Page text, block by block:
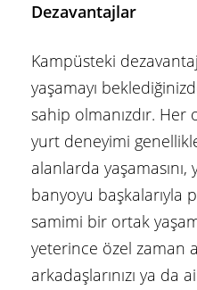
Dezavantajlar
Kampüsteki
yaşamayı
sahip olmanızdır. Her
yurt deneyimi
alanlarda yaşamasını,
banyoyu başkalarıyla
samimi bir ortak
yeterince özel zaman
arkadaşlarınızı ya da